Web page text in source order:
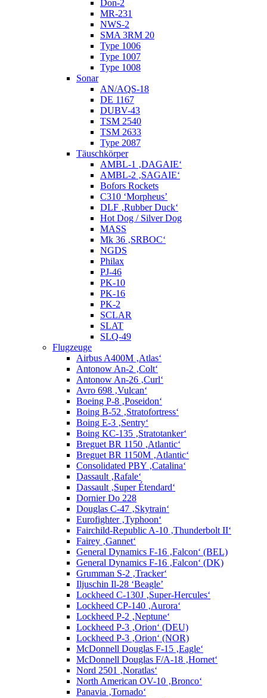
Don-2
MR-231
NWS-2
SMA 3RM 20
Type 1006
Type 1007
Type 1008
Sonar
AN/AQS-18
DE 1167
DUBV-43
TSM 2540
TSM 2633
Type 2087
Täuschkörper
AMBL-1 ‚DAGAIE‘
AMBL-2 ‚SAGAIE‘
Bofors Rockets
C310 ‘Morpheus’
DLF ‚Rubber Duck‘
Hot Dog / Silver Dog
MASS
Mk 36 ‚SRBOC‘
NGDS
Philax
PJ-46
PK-10
PK-16
PK-2
SCLAR
SLAT
SLQ-49
Flugzeuge
Airbus A400M ‚Atlas‘
Antonow An-2 ‚Colt‘
Antonow An-26 ‚Curl‘
Avro 698 ‚Vulcan‘
Boeing P-8 ‚Poseidon‘
Boing B-52 ‚Stratofortress‘
Boing E-3 ‚Sentry‘
Boing KC-135 ‚Stratotanker‘
Breguet BR 1150 ‚Atlantic‘
Breguet BR 1150M ‚Atlantic‘
Consolidated PBY ‚Catalina‘
Dassault ‚Rafale‘
Dassault ‚Super Étendard‘
Dornier Do 228
Douglas C-47 ‚Skytrain‘
Eurofighter ‚Typhoon‘
Fairchild-Republic A-10 ‚Thunderbolt II‘
Fairey ‚Gannet‘
General Dynamics F-16 ‚Falcon‘ (BEL)
General Dynamics F-16 ‚Falcon‘ (DK)
Grumman S-2 ‚Tracker‘
Iljuschin Il-28 ‘Beagle’
Lockheed C-130J ‚Super-Hercules‘
Lockheed CP-140 ‚Aurora‘
Lockheed P-2 ‚Neptune‘
Lockheed P-3 ‚Orion‘ (DEU)
Lockheed P-3 ‚Orion‘ (NOR)
McDonnell Douglas F-15 ‚Eagle‘
McDonnell Douglas F/A-18 ‚Hornet‘
Nord 2501 ‚Noratlas‘
North American OV-10 ‚Bronco‘
Panavia ‚Tornado‘